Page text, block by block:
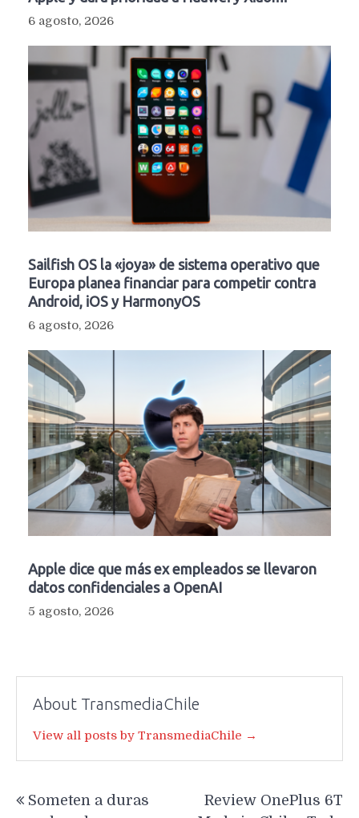
6 agosto, 2026
Sailfish OS la «joya» de sistema operativo que
Europa planea financiar para competir contra
Android, iOS y HarmonyOS
6 agosto, 2026
Apple dice que más ex empleados se llevaron
datos confidenciales a OpenAI
5 agosto, 2026
About TransmediaChile
View all posts by TransmediaChile →
de
Someten a duras
Review OnePlus 6T